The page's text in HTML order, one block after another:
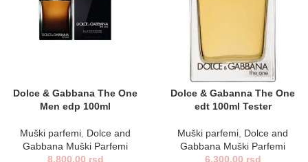
Dolce & Gabbana The One
Men edp 100ml
Muški parfemi Dolce and
Gabbana Muški Parfemi
8,800.00 rsd
Dolce & Gabanna The One
edt 100ml Tester
Muški parfemi Dolce and
Gabbana Muški Parfemi
6,300.00 rsd